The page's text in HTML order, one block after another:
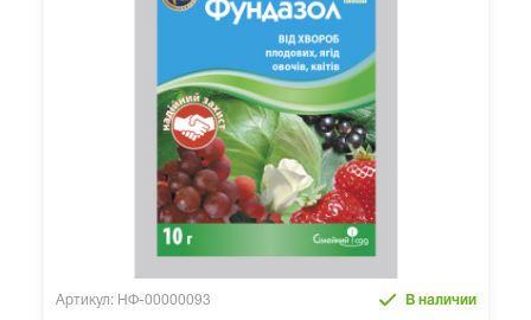
Артикул: НФ-00000093 В наличии